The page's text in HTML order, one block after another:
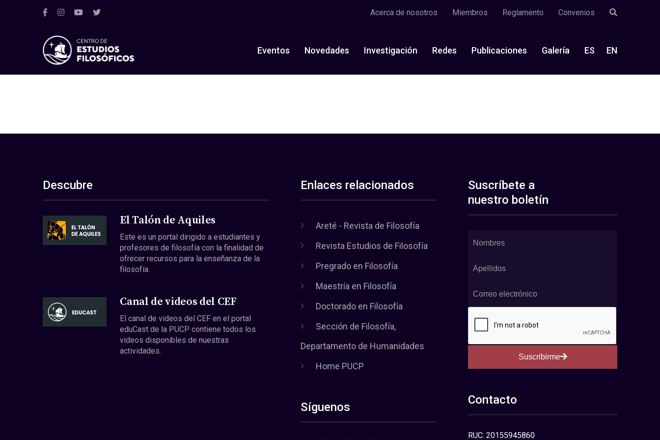
Acerca de nosotros Miembros Reglamento Convenios
Eventos Novedades Investigación Redes Publicaciones Galería ES EN
Descubre
El Talón de Aquiles
Este es un portal dirigido a estudiantes y
profesores de filosofía con la finalidad de
ofrecer recursos para la enseñanza de la
filosofía.
Canal de videos del CEF
El canal de videos del CEF en el portal
eduCast de la PUCP contiene todos los
videos disponibles de nuestras
actividades.
Enlaces relacionados
Areté - Revista de Filosofía
Revista Estudios de Filosofía
Pregrado en Filosofía
Maestría en Filosofía
Doctorado en Filosofía
Sección de Filosofía,
Departamento de Humanidades
Home PUCP
Síguenos
Suscríbete a
nuestro boletín
Suscribirme
Contacto
RUC: 20155945860